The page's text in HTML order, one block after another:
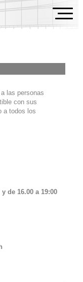
las personas
con sus
a todos los
y de 16.00 a 19:00